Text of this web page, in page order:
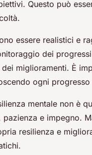
Questo può
essere realistici e
dei
miglioramenti. È
ogni
mentale non è
pazienza e impegno.
resilienza e